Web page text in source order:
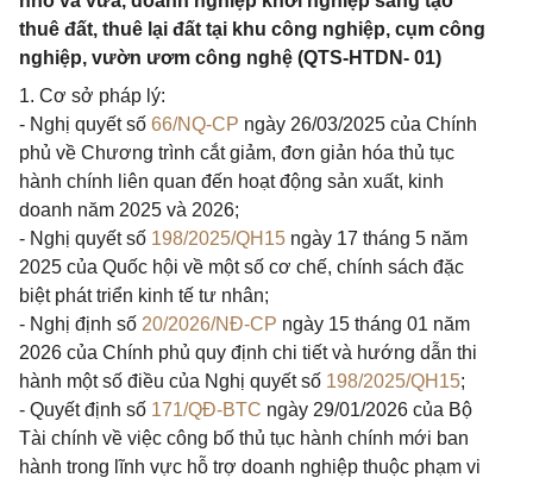
thuê đất, thuê lại đất tại khu công nghiệp, cụm công
nghiệp, vườn ươm công nghệ (QTS-HTDN- 01)
1. Cơ sở pháp lý:
- Nghị quyết số 66/NQ-CP ngày 26/03/2025 của Chính
phủ về Chương trình cắt giảm, đơn giản hóa thủ tục
hành chính liên quan đến hoạt động sản xuất, kinh
doanh năm 2025 và 2026;
- Nghị quyết số 198/2025/QH15 ngày 17 tháng 5 năm
2025 của Quốc hội về một số cơ chế, chính sách đặc
biệt phát triển kinh tế tư nhân;
- Nghị định số 20/2026/NĐ-CP ngày 15 tháng 01 năm
2026 của Chính phủ quy định chi tiết và hướng dẫn thi
hành một số điều của Nghị quyết số 198/2025/QH15;
- Quyết định số 171/QĐ-BTC ngày 29/01/2026 của Bộ
Tài chính về việc công bố thủ tục hành chính mới ban
hành trong lĩnh vực hỗ trợ doanh nghiệp thuộc phạm vi